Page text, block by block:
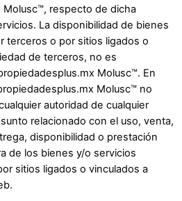
respecto de dicha
La disponibilidad de bienes
terceros o por sitios ligados o
de terceros, no es
Molusc™. En
Molusc™ no
autoridad de cualquier
relacionado con el uso, venta,
disponibilidad o prestación
de los bienes y/o servicios
sitios ligados o vinculados a